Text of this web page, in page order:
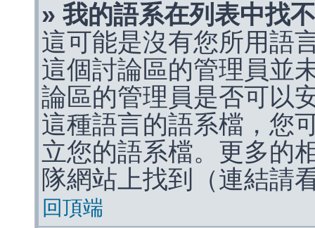
» 我的語系在列表中找
這可能是沒有您所用語
這個討論區的管理員並
論區的管理員是否可以
這種語言的語系檔，您
立您的語系檔。更多的
隊網站上找到（連結請
回頂端